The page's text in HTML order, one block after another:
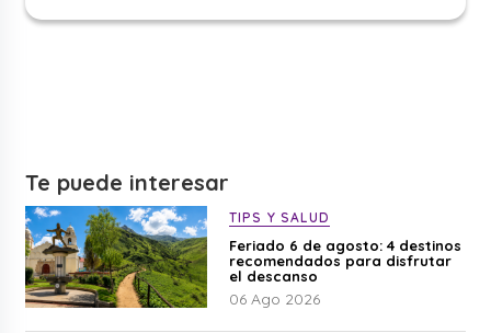
Te puede interesar
TIPS Y SALUD
Feriado 6 de agosto: 4 destinos
recomendados para disfrutar
el descanso
06 Ago 2026